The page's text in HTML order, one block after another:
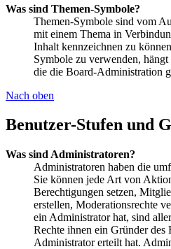
Was sind Themen-Symbole?
Themen-Symbole sind vom
mit einem Thema in
Inhalt kennzeichnen zu
Symbole zu verwenden,
die die Board-Administration
Nach oben
Benutzer-Stufen und
Was sind Administratoren?
Administratoren haben die
Sie können jede Art von
Berechtigungen setzen,
erstellen, Moderationsrechte
ein Administrator hat, sind
Rechte ihnen ein Gründer des
Administrator erteilt hat.